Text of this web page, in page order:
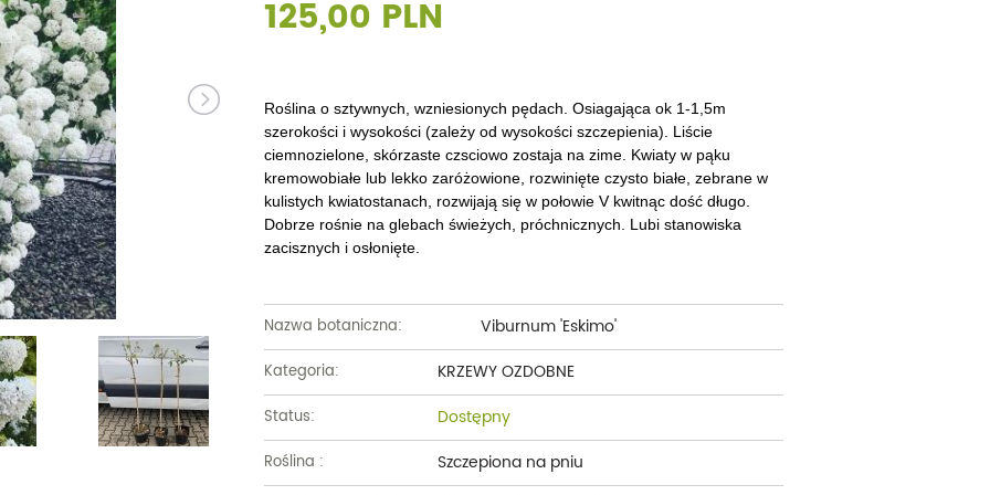
Truskawki i poziomki
Winogrona
Żurawiny
Pozostałe
Dęby
Glediczje
Głogi
Graby
Jabłonie ozdobne
Jarzębiny i jarząby
Kasztanowce
Wiązy
Wiśnie ozdobne
Złotokapy
Pozostałe
Derenie
Hibiskusy
Hortensje
Jaśminowce
Kalmie
Krzewuszki
Piwonie
Pnącza
Powojniki - Clematisy
Różaneczniki
Wisterie
Żarnowce
Pozostałe
125,00 PLN
Roślina o sztywnych, wzniesionych pędach. Osiagająca ok 1-1,5m
szerokości i wysokości (zależy od wysokości szczepienia). Liście
ciemnozielone, skórzaste czsciowo zostaja na zime. Kwiaty w pąku
kremowobiałe lub lekko zaróżowione, rozwinięte czysto białe, zebrane w
kulistych kwiatostanach, rozwijają się w połowie V kwitnąc dość długo.
Dobrze rośnie na glebach świeżych, próchnicznych. Lubi stanowiska
zacisznych i osłonięte.
Nazwa botaniczna: Viburnum 'Eskimo'
Kategoria: KRZEWY OZDOBNE
Status: Dostępny
Roślina : Szczepiona na pniu